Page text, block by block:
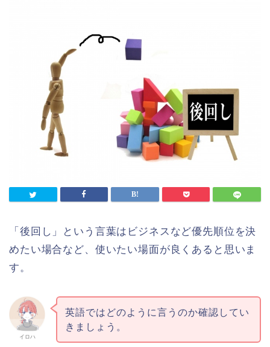
「後回し」という言葉はビジネスなど優先順位を決
めたい場合など、使いたい場面が良くあると思いま
す。
イロハ
英語ではどのように言うのか確認してい
きましょう。